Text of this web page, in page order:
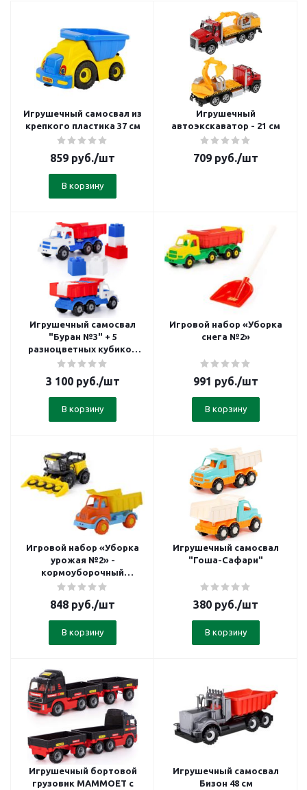
Игрушечный самосвал из
крепкого пластика 37 см
859 руб./шт
В корзину
Игрушечный
автоэкскаватор - 21 см
709 руб./шт
Игрушечный самосвал
"Буран №3" + 5
разноцветных кубиков
XXL
3 100руб./шт
В корзину
Игровой набор «Уборка
снега №2»
991 руб./шт
В корзину
Игровой набор «Уборка
урожая №2» -
кормоуборочный
комбайн и грузовик-
848 руб./шт
В корзину
Игрушечный самосвал
"Гоша-Сафари"
380 руб./шт
В корзину
Игрушечный бортовой
грузовик MAMMOET с
Игрушечный самосвал
Бизон 48 см